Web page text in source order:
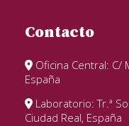
Contacto
Oficina Central: C/
España
Laboratorio: Tr.ª
Ciudad Real, España